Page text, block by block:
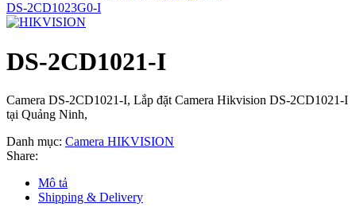
DS-2CD1023G0-I
DS-2CD1021-I
Camera DS-2CD1021-I, Lắp đặt Camera Hikvision DS-2CD1021-I
tại Quảng Ninh,
Danh mục: Camera HIKVISION
Share:
Mô tả
Shipping & Delivery